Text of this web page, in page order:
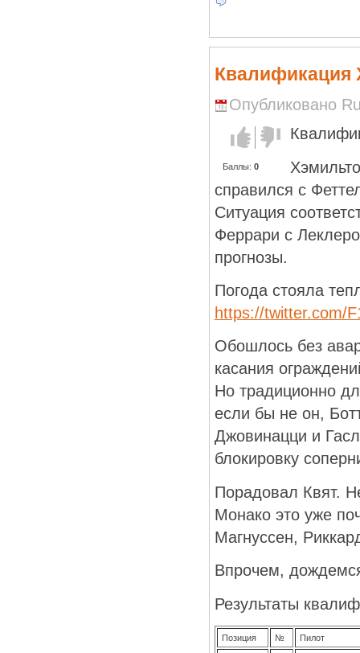
Квалификация
Опубликовано
Голос за!Голос
против!
Баллы: 0
справился с
Ситуация
Феррари с
прогнозы.
Погода стояла
https://twitter.com/
Обошлось без
касания
Но традиционно
если бы не он,
Джовинацци и
блокировку
Порадовал Квят.
Монако это уже
Магнуссен,
Впрочем,
Результаты
Позиция № Пилот